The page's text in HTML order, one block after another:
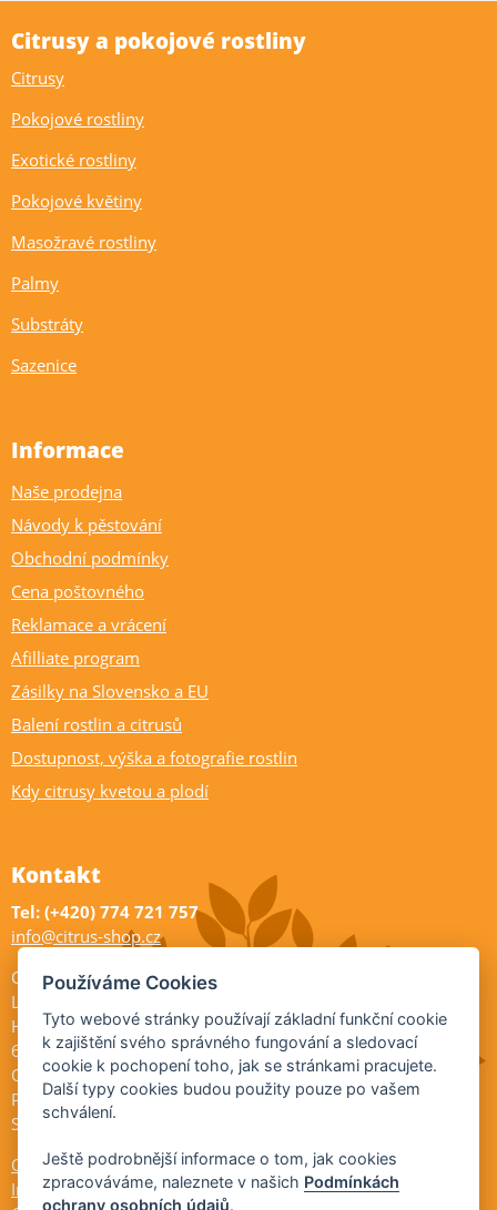
Citrusy a pokojové rostliny
Citrusy
Pokojové rostliny
Exotické rostliny
Pokojové květiny
Masožravé rostliny
Palmy
Substráty
Sazenice
Informace
Naše prodejna
Návody k pěstování
Obchodní podmínky
Cena poštovného
Reklamace a vrácení
Afilliate program
Zásilky na Slovensko a EU
Balení rostlin a citrusů
Dostupnost, výška a fotografie rostlin
Kdy citrusy kvetou a plodí
Kontakt
Tel: (+420) 774 721 757
info@citrus-shop.cz
Citrus shop zahradnictví
Legionářů 2
Hodonín
695 01
Otevřeno:
Po-Pá 9-17
So 9-11:30
Ochrana osobních údajů
Informace ÚKZÚZ
Používáme Cookies
Tyto webové stránky používají základní funkční cookie
k zajištění svého správného fungování a sledovací
cookie k pochopení toho, jak se stránkami pracujete.
Další typy cookies budou použity pouze po vašem
schválení.
Ještě podrobnější informace o tom, jak cookies
zpracováváme, naleznete v našich Podmínkách
ochrany osobních údajů.